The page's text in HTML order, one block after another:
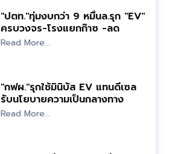
"ปตท."ทุ่มงบกว่า 9 หมื่นล.รุก "EV"
ครบวงจร-โรงแยกก๊าซ -ลด
คาร์บอน
Read More...
"กฟผ."รุกใช้มินิบัส EV แทนดีเซล
รับนโยบายความเป็นกลางทาง
คาร์บอน
Read More...